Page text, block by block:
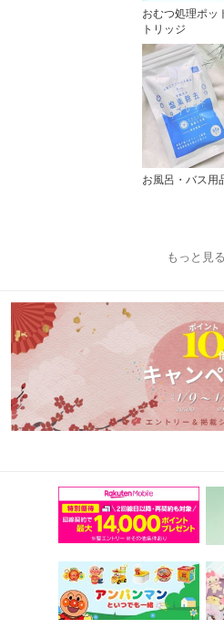
おむつ処理ポッ
トリッジ
お風呂・バス用
もっと見る